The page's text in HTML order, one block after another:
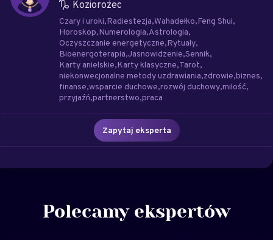
Koziorożec
Czary i uroki Radiestezja Wahadełko Feng Shui
Horoskop Numerologia Astrologia
Oczyszczanie energetyczne Rytuały
Bioenergoterapia Jasnowidzenie Sennik
Karty anielskie Karty klasyczne Tarot
niekonwecjonalne metody uzdrawiania zdrowie biznes
finanse wsparcie duchowe rozwój duchowy milość
przyjaźń partnerstwo praca
Zapytaj eksperta
Polecamy ekspertów